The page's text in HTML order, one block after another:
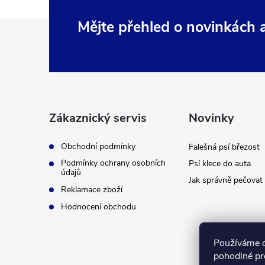
Používáme
pohodlné
Mějte přehled o novinkách
Zákaznický servis
Obchodní podmínky
Podmínky ochrany osobních
údajů
Reklamace zboží
Hodnocení obchodu
Novinky
Falešná psí březost
Psí klece do auta
Jak správně